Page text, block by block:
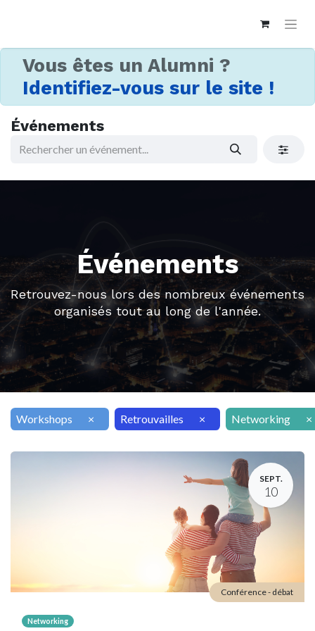
Vous êtes un Alumni ?
Identifiez-vous sur le site !
Événements
Événements
Retrouvez-nous lors des nombreux événements
organisés tout au long de l'année.
Workshops × Retrouvailles × Networking ×
SEPT.
10
Networking
Conférence - débat